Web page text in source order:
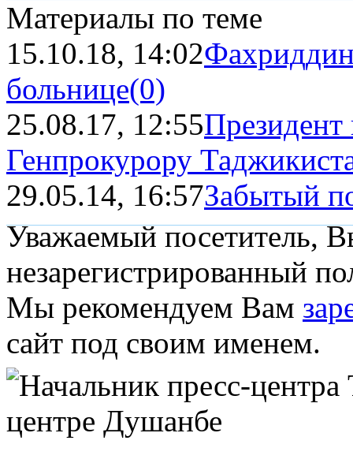
Материалы по теме
15.10.18, 14:02
больнице(0)
25.08.17, 12:55
Генпрокурору
29.05.14, 16:57Забытый
Уважаемый посетитель,
незарегистрированный
Мы рекомендуем Вам
сайт под своим именем.